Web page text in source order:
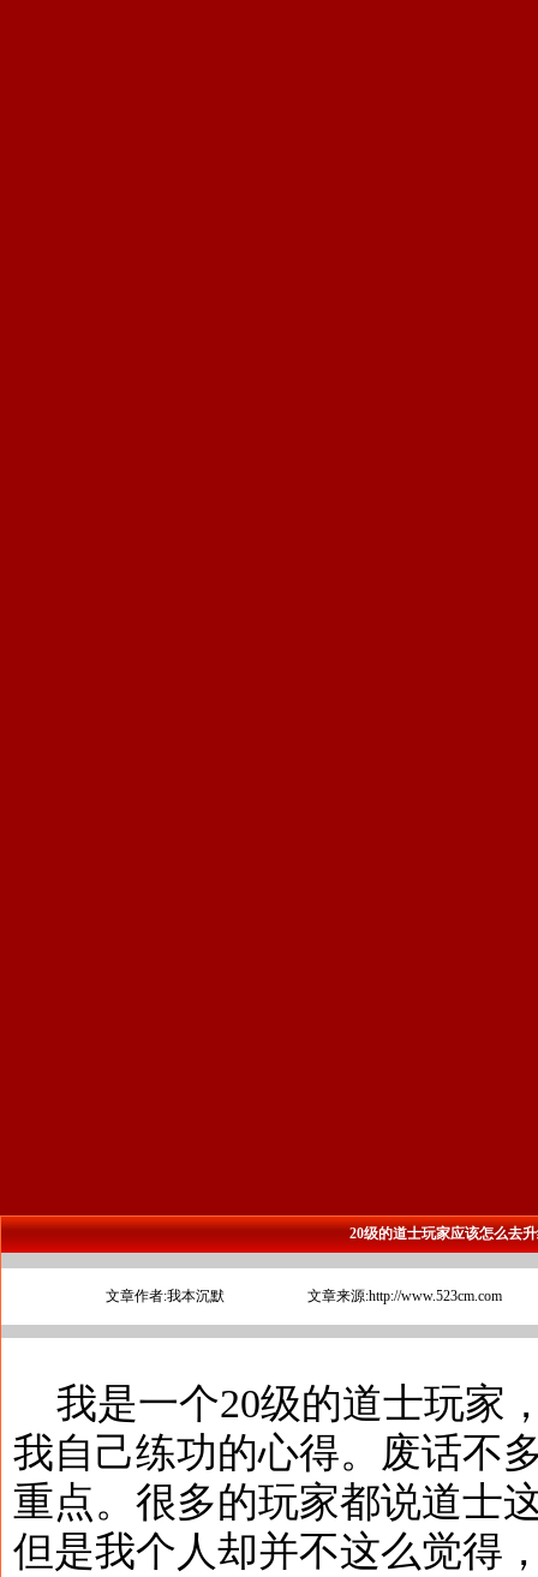
20级的道士玩家应该怎么去
文章作者:我本沉默 文章来源:http://www.523cm.com
我是一个20级的道士玩家
我自己练功的心得。废话不
重点。很多的玩家都说道士
但是我个人却并不这么觉得